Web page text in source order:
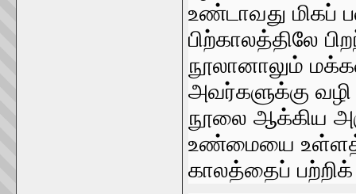
உண்டாவது மிகப்‌
பிற்காலத்திலே
நூலானாலும்‌
அவர்களுக்கு
நூலை ஆக்கிய
உண்மையை
காலத்தைப்‌